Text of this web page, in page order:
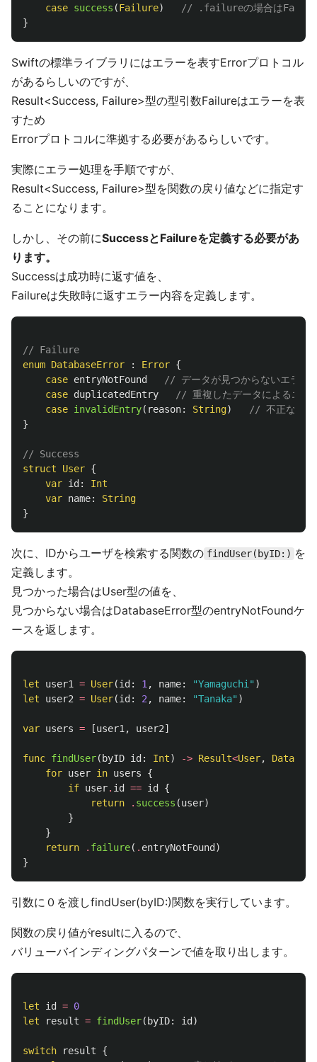
case success (Failure)
// .failureの場合はFailure
}
Swiftの標準ライブラリにはエラーを表すErrorプロトコル
があるらしいのですが、
Result<Success, Failure>型の型引数Failureはエラーを表
すため
Errorプロトコルに準拠する必要があるらしいです。
実際にエラー処理を手順ですが、
Result<Success, Failure>型を関数の戻り値などに指定す
ることになります。
しかし、その前にSuccessとFailureを定義する必要があ
ります。
Successは成功時に返す値を、
Failureは失敗時に返すエラー内容を定義します。
// Failure
enum DatabaseError : Error {
case entryNotFound
// データが見つからないエラー
case duplicatedEntry
// 重複したデータによるエラ
case invalidEntry( reason: String)
// 不正なデー
}
// Success
struct
User {
var id :
Int
var name:
String
}
次に、IDからユーザを検索する関数の findUser(byID:) を
定義します。
見つかった場合はUser型の値を、
見つからない場合はDatabaseError型のentryNotFoundケ
ースを返します。
let user1 = User(id : 1 , name: "Yamaguchi" )
let
user2 = User(id : 2 , name: "Tanaka" )
var users = [user1 , user2]
func findUser( byID id : Int) -> Result<User,
for user in users
{
if user. id == id
{
return
. success (user)
}
}
return
. failure( . entryNotFound )
}
引数に０を渡しfindUser(byID:)関数を実行しています。
関数の戻り値がresultに入るので、
バリューバインディングパターンで値を取り出します。
let id = 0
let
result = findUser( byID: id )
switch result
{